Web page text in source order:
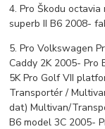
4. Pro Škodu
superb II B6 2008-
5. Pro Volkswagen
Caddy 2K 2005- Pro
5K Pro Golf VII
Transportér /
dat) Multivan/
B6 model 3C 2005-